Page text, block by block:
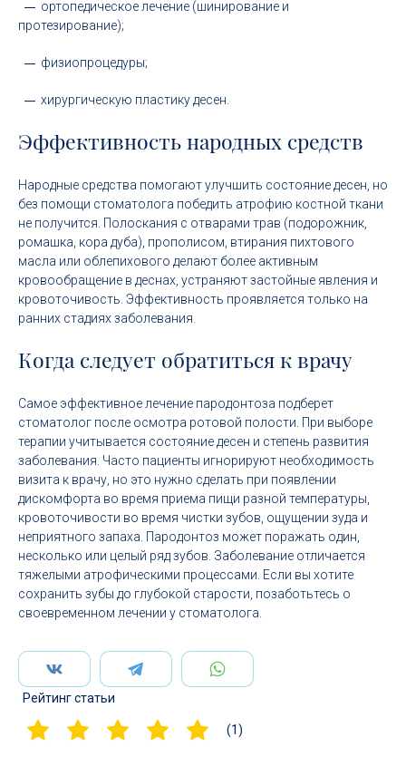
ортопедическое лечение (шинирование и
протезирование);
физиопроцедуры;
хирургическую пластику десен.
Эффективность народных средств
Народные средства помогают улучшить состояние десен, но
без помощи стоматолога победить атрофию костной ткани
не получится. Полоскания с отварами трав (подорожник,
ромашка, кора дуба), прополисом, втирания пихтового
масла или облепихового делают более активным
кровообращение в деснах, устраняют застойные явления и
кровоточивость. Эффективность проявляется только на
ранних стадиях заболевания.
Когда следует обратиться к врачу
Самое эффективное лечение пародонтоза подберет
стоматолог после осмотра ротовой полости. При выборе
терапии учитывается состояние десен и степень развития
заболевания. Часто пациенты игнорируют необходимость
визита к врачу, но это нужно сделать при появлении
дискомфорта во время приема пищи разной температуры,
кровоточивости во время чистки зубов, ощущении зуда и
неприятного запаха. Пародонтоз может поражать один,
несколько или целый ряд зубов. Заболевание отличается
тяжелыми атрофическими процессами. Если вы хотите
сохранить зубы до глубокой старости, позаботьтесь о
своевременном лечении у стоматолога.
Рейтинг статьи
(1)